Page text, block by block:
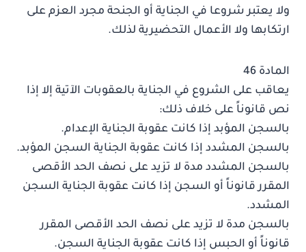
ولا يعتبر شروعا في الجناية أو الجنحة مجرد العزم على
ارتكابها ولا الأعمال التحضيرية لذلك.
المادة 46
يعاقب على الشروع في الجناية بالعقوبات الآتية إلا إذا
نص قانوناً على خلاف ذلك:
بالسجن المؤبد إذا كانت عقوبة الجناية الإعدام.
بالسجن المشدد إذا كانت عقوبة الجناية السجن المؤبد.
بالسجن المشدد مدة لا تزيد على نصف الحد الأقصى
المقرر قانوناً أو السجن إذا كانت عقوبة الجناية السجن
المشدد.
بالسجن مدة لا تزيد على نصف الحد الأقصى المقرر
قانوناً أو الحبس إذا كانت عقوبة الجناية السجن.